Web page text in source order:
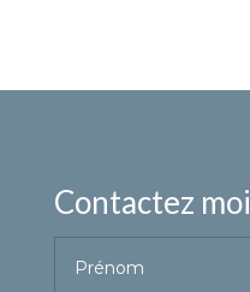
Contactez moi